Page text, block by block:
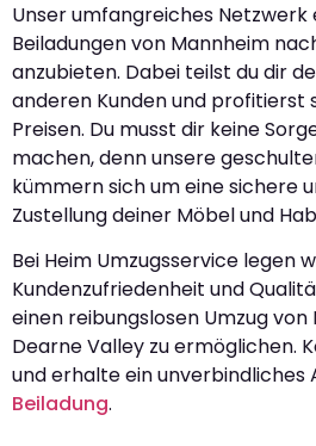
Unser umfangreiches Netzwerk
Beiladungen von Mannheim
anzubieten. Dabei teilst du dir
anderen Kunden und profitierst
Preisen. Du musst dir keine
machen, denn unsere
kümmern sich um eine sichere
Zustellung deiner Möbel und
Bei Heim Umzugsservice legen
Kundenzufriedenheit und
einen reibungslosen Umzug
Dearne Valley zu ermöglichen.
und erhalte ein unverbindliches
Beiladung.